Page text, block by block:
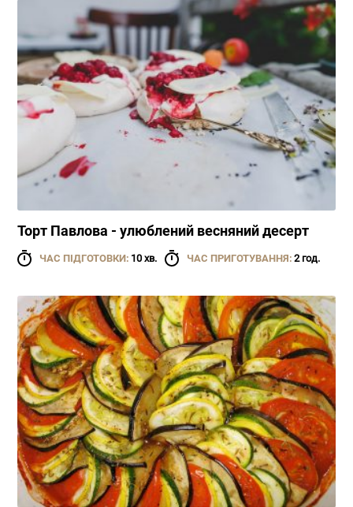
Торт Павлова - улюблений весняний десерт
ЧАС ПІДГОТОВКИ: 10 хв. ЧАС ПРИГОТУВАННЯ: 2 год.